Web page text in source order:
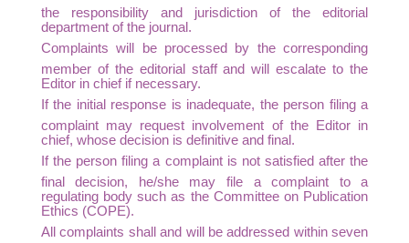
the responsibility and jurisdiction of the editorial
department of the journal.
Complaints will be processed by the corresponding
member of the editorial staff and will escalate to the
Editor in chief if necessary.
If the initial response is inadequate, the person filing a
complaint may request involvement of the Editor in
chief, whose decision is definitive and final.
If the person filing a complaint is not satisfied after the
final decision, he/she may file a complaint to a
regulating body such as the Committee on Publication
Ethics (COPE).
All complaints shall and will be addressed within seven